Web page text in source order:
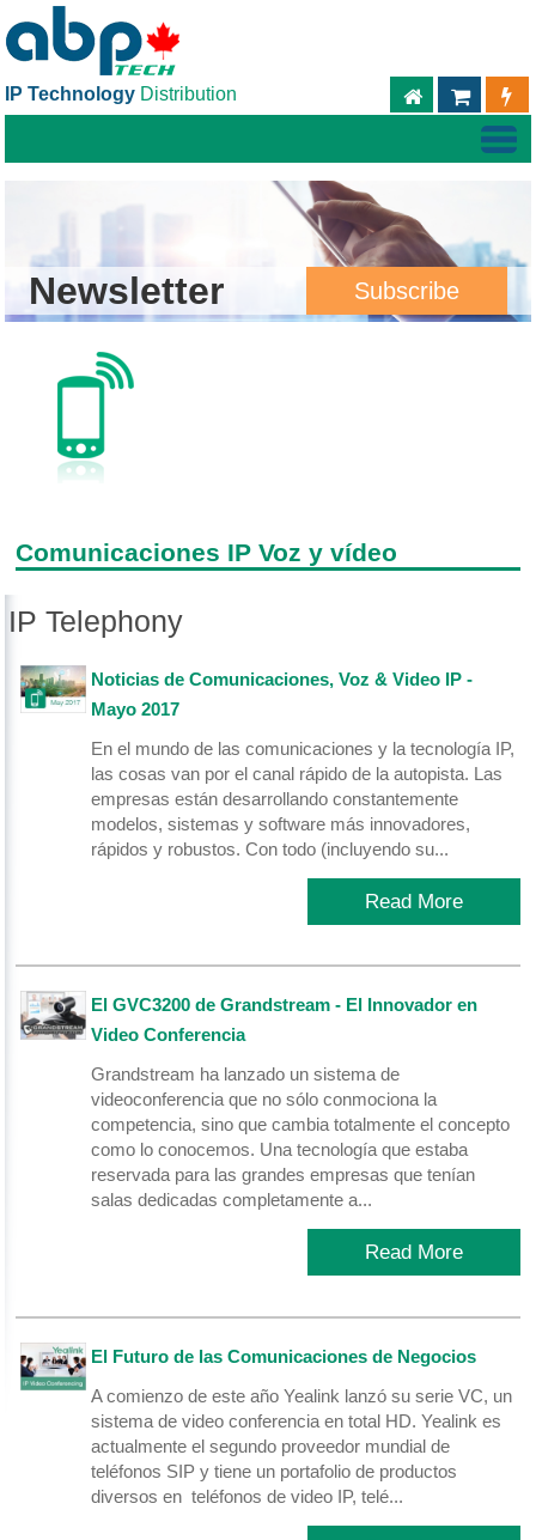
IP Technology Distribution
Newsletter Subscribe
Comunicaciones IP Voz y vídeo
IP Telephony
Noticias de Comunicaciones, Voz & Video IP -
Mayo 2017
En el mundo de las comunicaciones y la tecnología IP,
las cosas van por el canal rápido de la autopista. Las
empresas están desarrollando constantemente
modelos, sistemas y software más innovadores,
rápidos y robustos. Con todo (incluyendo su...
Read More
El GVC3200 de Grandstream - El Innovador en
Video Conferencia
Grandstream ha lanzado un sistema de
videoconferencia que no sólo conmociona la
competencia, sino que cambia totalmente el concepto
como lo conocemos. Una tecnología que estaba
reservada para las grandes empresas que tenían
salas dedicadas completamente a...
Read More
El Futuro de las Comunicaciones de Negocios
A comienzo de este año Yealink lanzó su serie VC, un
sistema de video conferencia en total HD. Yealink es
actualmente el segundo proveedor mundial de
teléfonos SIP y tiene un portafolio de productos
diversos en teléfonos de video IP, telé...